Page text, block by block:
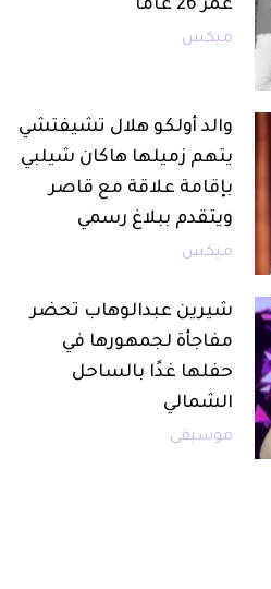
عمر 26 عامًا
ميكس
والد أولكو هلال تشيفتشي
يتهم زميلها هاكان شيلبي
بإقامة علاقة مع قاصر
ويتقدم ببلاغ رسمي
ميكس
شيرين عبدالوهاب تحضر
مفاجأة لجمهورها في
حفلها غدًا بالساحل
الشمالي
موسيقى